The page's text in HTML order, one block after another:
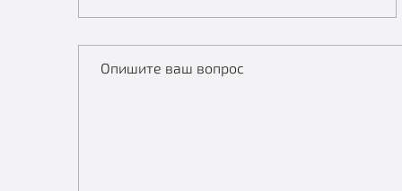
Опишите ваш вопрос